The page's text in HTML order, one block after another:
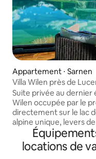
Appartement ⋅ Sarnen
Villa Wilen près de
luxe au bord du lac
Suite privée au dernier
Wilen occupée par le
directement sur le lac
alpine unique, levers
spacieuse avec home
panoramique, grande
bain (tous les espaces
locations de